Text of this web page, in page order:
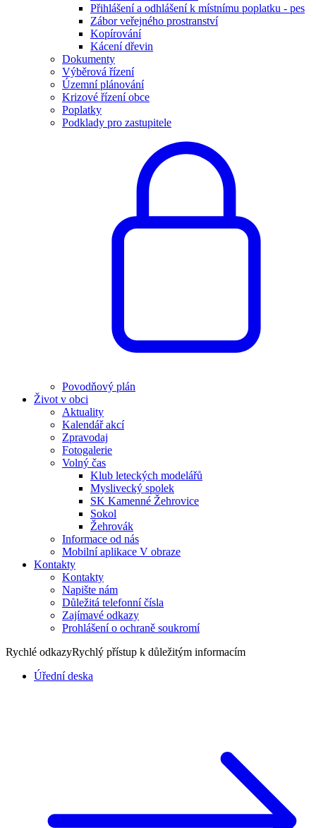
Přihlášení a odhlášení k místnímu poplatku - pes
Zábor veřejného prostranství
Kopírování
Kácení dřevin
Dokumenty
Výběrová řízení
Územní plánování
Krizové řízení obce
Poplatky
Podklady pro zastupitele
Povodňový plán
Život v obci
Aktuality
Kalendář akcí
Zpravodaj
Fotogalerie
Volný čas
Klub leteckých modelářů
Myslivecký spolek
SK Kamenné Žehrovice
Sokol
Žehrovák
Informace od nás
Mobilní aplikace V obraze
Kontakty
Kontakty
Napište nám
Důležitá telefonní čísla
Zajímavé odkazy
Prohlášení o ochraně soukromí
Rychlé odkazyRychlý přístup k důležitým informacím
Úřední deska